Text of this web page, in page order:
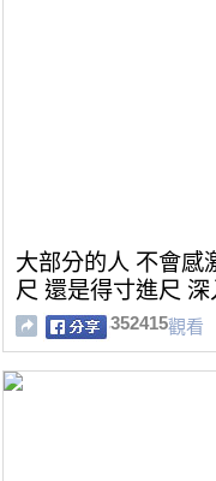
大部分的人 不會感
尺 還是得寸進尺
352415觀看